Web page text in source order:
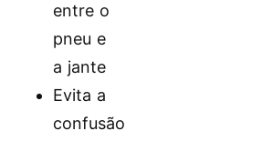
entre o
pneu e
a jante
Evita a
confusão